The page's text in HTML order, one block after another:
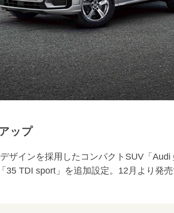
ップ
ザインを採用したコンパクトSUV「Audi
35 TDI sport」を追加設定。12月より発